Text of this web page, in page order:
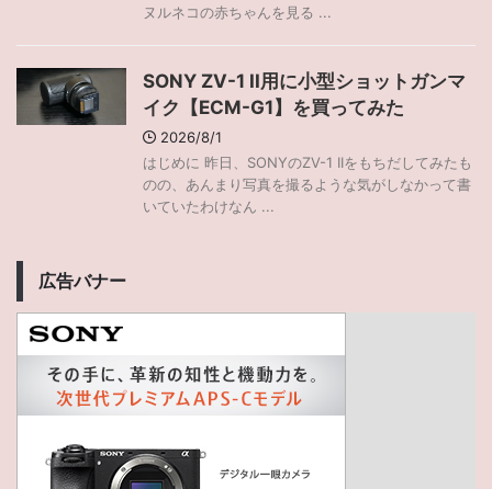
ヌルネコの赤ちゃんを見る ...
SONY ZV-1 II用に小型ショットガンマ
イク【ECM-G1】を買ってみた
2026/8/1
はじめに 昨日、SONYのZV-1 IIをもちだしてみたも
のの、あんまり写真を撮るような気がしなかって書
いていたわけなん ...
広告バナー